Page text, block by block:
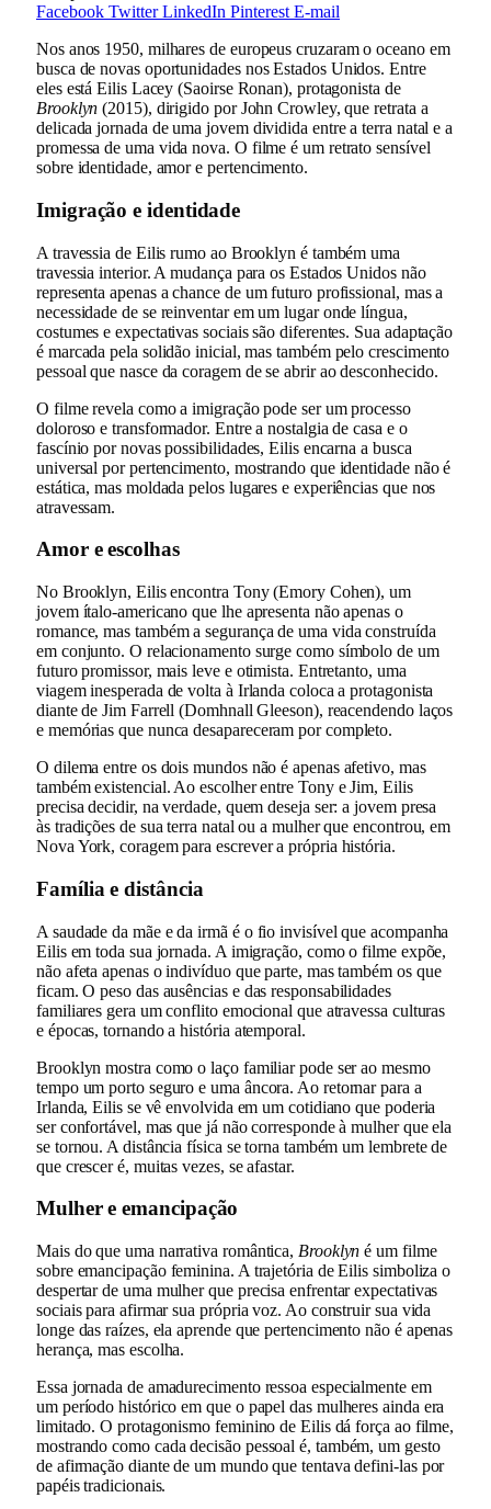
Facebook Twitter LinkedIn Pinterest E-mail
Nos anos 1950, milhares de europeus cruzaram o oceano em
busca de novas oportunidades nos Estados Unidos. Entre
eles está Eilis Lacey (Saoirse Ronan), protagonista de
Brooklyn (2015), dirigido por John Crowley, que retrata a
delicada jornada de uma jovem dividida entre a terra natal e a
promessa de uma vida nova. O filme é um retrato sensível
sobre identidade, amor e pertencimento.
Imigração e identidade
A travessia de Eilis rumo ao Brooklyn é também uma
travessia interior. A mudança para os Estados Unidos não
representa apenas a chance de um futuro profissional, mas a
necessidade de se reinventar em um lugar onde língua,
costumes e expectativas sociais são diferentes. Sua adaptação
é marcada pela solidão inicial, mas também pelo crescimento
pessoal que nasce da coragem de se abrir ao desconhecido.
O filme revela como a imigração pode ser um processo
doloroso e transformador. Entre a nostalgia de casa e o
fascínio por novas possibilidades, Eilis encarna a busca
universal por pertencimento, mostrando que identidade não é
estática, mas moldada pelos lugares e experiências que nos
atravessam.
Amor e escolhas
No Brooklyn, Eilis encontra Tony (Emory Cohen), um
jovem ítalo-americano que lhe apresenta não apenas o
romance, mas também a segurança de uma vida construída
em conjunto. O relacionamento surge como símbolo de um
futuro promissor, mais leve e otimista. Entretanto, uma
viagem inesperada de volta à Irlanda coloca a protagonista
diante de Jim Farrell (Domhnall Gleeson), reacendendo laços
e memórias que nunca desapareceram por completo.
O dilema entre os dois mundos não é apenas afetivo, mas
também existencial. Ao escolher entre Tony e Jim, Eilis
precisa decidir, na verdade, quem deseja ser: a jovem presa
às tradições de sua terra natal ou a mulher que encontrou, em
Nova York, coragem para escrever a própria história.
Família e distância
A saudade da mãe e da irmã é o fio invisível que acompanha
Eilis em toda sua jornada. A imigração, como o filme expõe,
não afeta apenas o indivíduo que parte, mas também os que
ficam. O peso das ausências e das responsabilidades
familiares gera um conflito emocional que atravessa culturas
e épocas, tornando a história atemporal.
Brooklyn mostra como o laço familiar pode ser ao mesmo
tempo um porto seguro e uma âncora. Ao retornar para a
Irlanda, Eilis se vê envolvida em um cotidiano que poderia
ser confortável, mas que já não corresponde à mulher que ela
se tornou. A distância física se torna também um lembrete de
que crescer é, muitas vezes, se afastar.
Mulher e emancipação
Mais do que uma narrativa romântica, Brooklyn é um filme
sobre emancipação feminina. A trajetória de Eilis simboliza o
despertar de uma mulher que precisa enfrentar expectativas
sociais para afirmar sua própria voz. Ao construir sua vida
longe das raízes, ela aprende que pertencimento não é apenas
herança, mas escolha.
Essa jornada de amadurecimento ressoa especialmente em
um período histórico em que o papel das mulheres ainda era
limitado. O protagonismo feminino de Eilis dá força ao filme,
mostrando como cada decisão pessoal é, também, um gesto
de afirmação diante de um mundo que tentava defini-las por
papéis tradicionais.